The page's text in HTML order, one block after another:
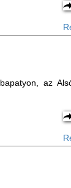
az